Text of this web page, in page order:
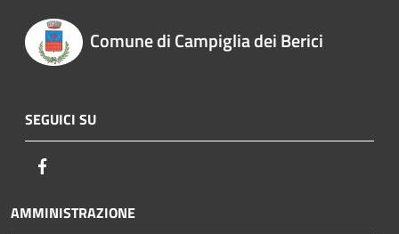
Comune di Campiglia dei Berici
SEGUICI SU
AMMINISTRAZIONE